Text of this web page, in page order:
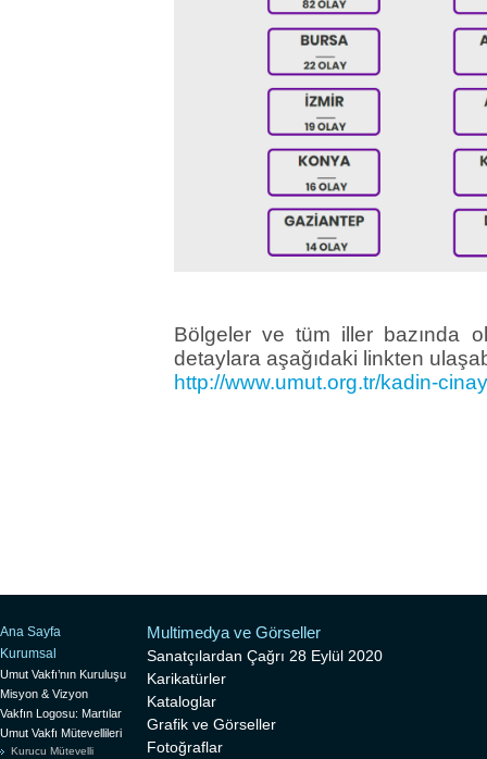
Bölgeler ve tüm iller bazında
detaylara aşağıdaki linkten
http://www.umut.org.tr/kadin-
Ana Sayfa
Kurumsal
Umut Vakfı’nın Kuruluşu
Misyon & Vizyon
Vakfın Logosu: Martılar
Umut Vakfı Mütevellileri
Kurucu Mütevelli
Multimedya ve Görseller
Sanatçılardan Çağrı 28 Eylül 2020
Karikatürler
Kataloglar
Grafik ve Görseller
Fotoğraflar